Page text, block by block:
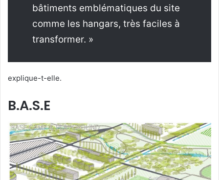
bâtiments emblématiques du site
comme les hangars, très faciles à
transformer. »
explique-t-elle.
B.A.S.E